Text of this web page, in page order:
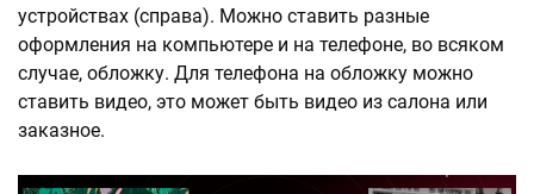
устройствах (справа). Можно ставить разные
оформления на компьютере и на телефоне, во всяком
случае, обложку. Для телефона на обложку можно
ставить видео, это может быть видео из салона или
заказное.